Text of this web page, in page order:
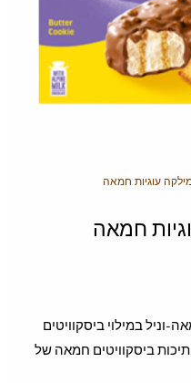
עוגיות חמאה
חמאה
וניל במילוי ביסקוויטים
ביסקוויטים חמאה של